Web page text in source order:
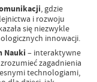
, gdzie
i rozwoju
się niezwykle
innowacji.
Nauki – interaktywne
zagadnienia
technologiami,